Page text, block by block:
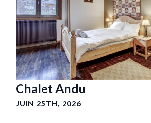
Chalet Andu
JUIN 25TH, 2026